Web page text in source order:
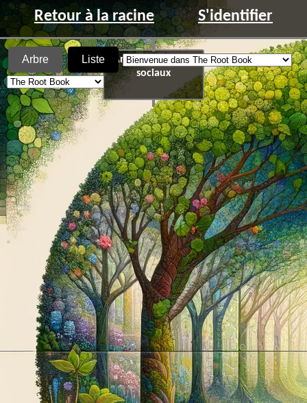
Retour à la racine S'identifier
Arbre Liste
Anecdotes de Cas
sociaux